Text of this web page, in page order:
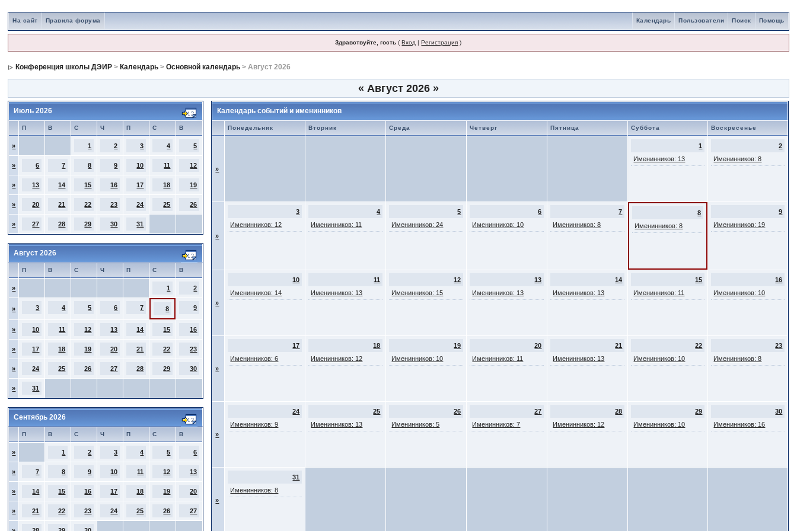
На сайт Правила форума Помощь
Поиск
Пользователи
Календарь
Здравствуйте, гость (Вход |Регистрация )
Конференция школы ДЭИР > Календарь >Основной календарь > Август 2026
« Август 2026 »
Июль 2026
П В С Ч П С В
» 1 2 3 4 5
» 6 7 8 9 10 11 12
» 13 14 15 16 17 18 19
» 20 21 22 23 24 25 26
» 27 28 29 30 31
Август 2026
П В С Ч П С В
» 1 2
» 3 4 5 6 7 8 9
» 10 11 12 13 14 15 16
» 17 18 19 20 21 22 23
» 24 25 26 27 28 29 30
» 31
Сентябрь 2026
П В С Ч П С В
» 1 2 3 4 5 6
» 7 8 9 10 11 12 13
» 14 15 16 17 18 19 20
» 21 22 23 24 25 26 27
Календарь событий и именинников
Понедельник Вторник Среда Четверг Пятница Суббота Воскресенье
»
1
Именинников: 13
2
Именинников: 8
»
3
Именинников: 12
4
Именинников: 11
5
Именинников: 24
6
Именинников: 10
7
Именинников: 8
8
Именинников: 8
9
Именинников: 19
»
10
Именинников: 14
11
Именинников: 13
12
Именинников: 15
13
Именинников: 13
14
Именинников: 13
15
Именинников: 11
16
Именинников: 10
»
17
Именинников: 6
18
Именинников: 12
19
Именинников: 10
20
Именинников: 11
21
Именинников: 13
22
Именинников: 10
23
Именинников: 8
»
24
Именинников: 9
25
Именинников: 13
26
Именинников: 5
27
Именинников: 7
28
Именинников: 12
29
Именинников: 10
30
Именинников: 16
»
31
Именинников: 8